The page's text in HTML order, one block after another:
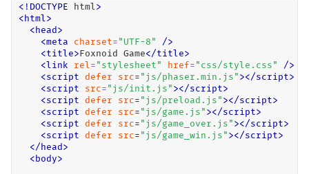
< ! DOCTYPE html >
<html >
<head>
<meta charset= " UTF-8 "
/>
<title>Foxnoid Game</title>
<link rel = " stylesheet " href= " css/style.css "
/>
<script defer src= "js/phaser.min.js" ></script>
<script src= " js/init.js " ></script>
<script defer src= "js/preload.js" ></script>
<script defer src= "js/game.js" ></script>
<script defer src= "js/game_over.js" ></script>
<script defer src= "js/game_win.js" ></script>
</head>
<body>